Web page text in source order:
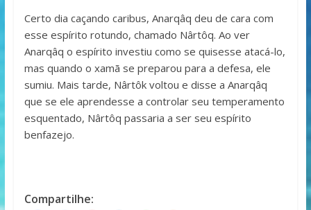
Certo dia caçando caribus, Anarqâq deu de cara com
esse espírito rotundo, chamado Nârtôq. Ao ver
Anarqâq o espírito investiu como se quisesse atacá-lo,
mas quando o xamã se preparou para a defesa, ele
sumiu. Mais tarde, Nârtôk voltou e disse a Anarqâq
que se ele aprendesse a controlar seu temperamento
esquentado, Nârtôq passaria a ser seu espírito
benfazejo.
Compartilhe: